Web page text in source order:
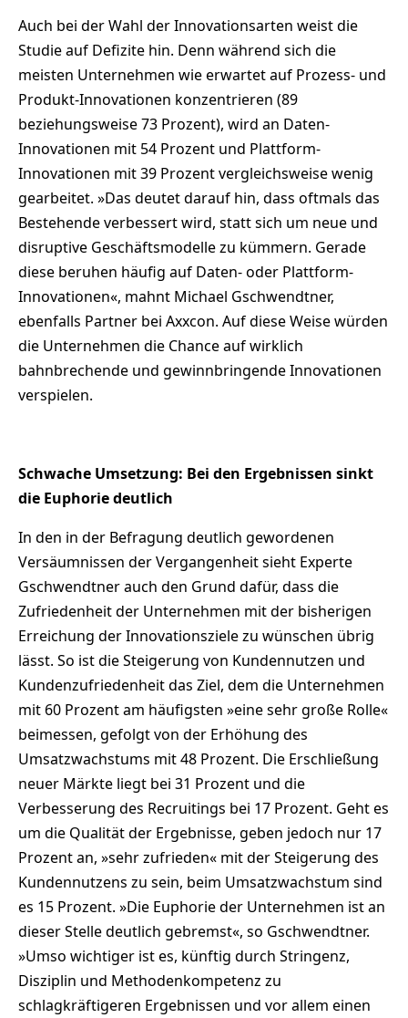
Auch bei der Wahl der Innovationsarten weist die
Studie auf Defizite hin. Denn während sich die
meisten Unternehmen wie erwartet auf Prozess- und
Produkt-Innovationen konzentrieren (89
beziehungsweise 73 Prozent), wird an Daten-
Innovationen mit 54 Prozent und Plattform-
Innovationen mit 39 Prozent vergleichsweise wenig
gearbeitet. »Das deutet darauf hin, dass oftmals das
Bestehende verbessert wird, statt sich um neue und
disruptive Geschäftsmodelle zu kümmern. Gerade
diese beruhen häufig auf Daten- oder Plattform-
Innovationen«, mahnt Michael Gschwendtner,
ebenfalls Partner bei Axxcon. Auf diese Weise würden
die Unternehmen die Chance auf wirklich
bahnbrechende und gewinnbringende Innovationen
verspielen.
Schwache Umsetzung: Bei den Ergebnissen sinkt
die Euphorie deutlich
In den in der Befragung deutlich gewordenen
Versäumnissen der Vergangenheit sieht Experte
Gschwendtner auch den Grund dafür, dass die
Zufriedenheit der Unternehmen mit der bisherigen
Erreichung der Innovationsziele zu wünschen übrig
lässt. So ist die Steigerung von Kundennutzen und
Kundenzufriedenheit das Ziel, dem die Unternehmen
mit 60 Prozent am häufigsten »eine sehr große Rolle«
beimessen, gefolgt von der Erhöhung des
Umsatzwachstums mit 48 Prozent. Die Erschließung
neuer Märkte liegt bei 31 Prozent und die
Verbesserung des Recruitings bei 17 Prozent. Geht es
um die Qualität der Ergebnisse, geben jedoch nur 17
Prozent an, »sehr zufrieden« mit der Steigerung des
Kundennutzens zu sein, beim Umsatzwachstum sind
es 15 Prozent. »Die Euphorie der Unternehmen ist an
dieser Stelle deutlich gebremst«, so Gschwendtner.
»Umso wichtiger ist es, künftig durch Stringenz,
Disziplin und Methodenkompetenz zu
schlagkräftigeren Ergebnissen und vor allem einen